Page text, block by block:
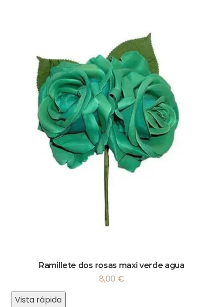
Ramillete dos rosas maxi verde agua
8,00 €
Vista rápida